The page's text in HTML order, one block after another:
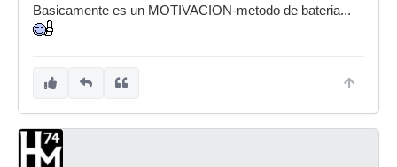
Basicamente es un MOTIVACION-metodo de bateria...